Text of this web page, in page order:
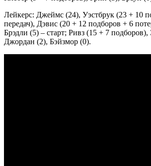
Лейкерс: Джеймс (24), Уэстбрук (23 + 10
передач), Дэвис (20 + 12 подборов + 6
Брэдли (5) – старт; Ривз (15 + 7
Джордан (2), Бэйзмор (0).